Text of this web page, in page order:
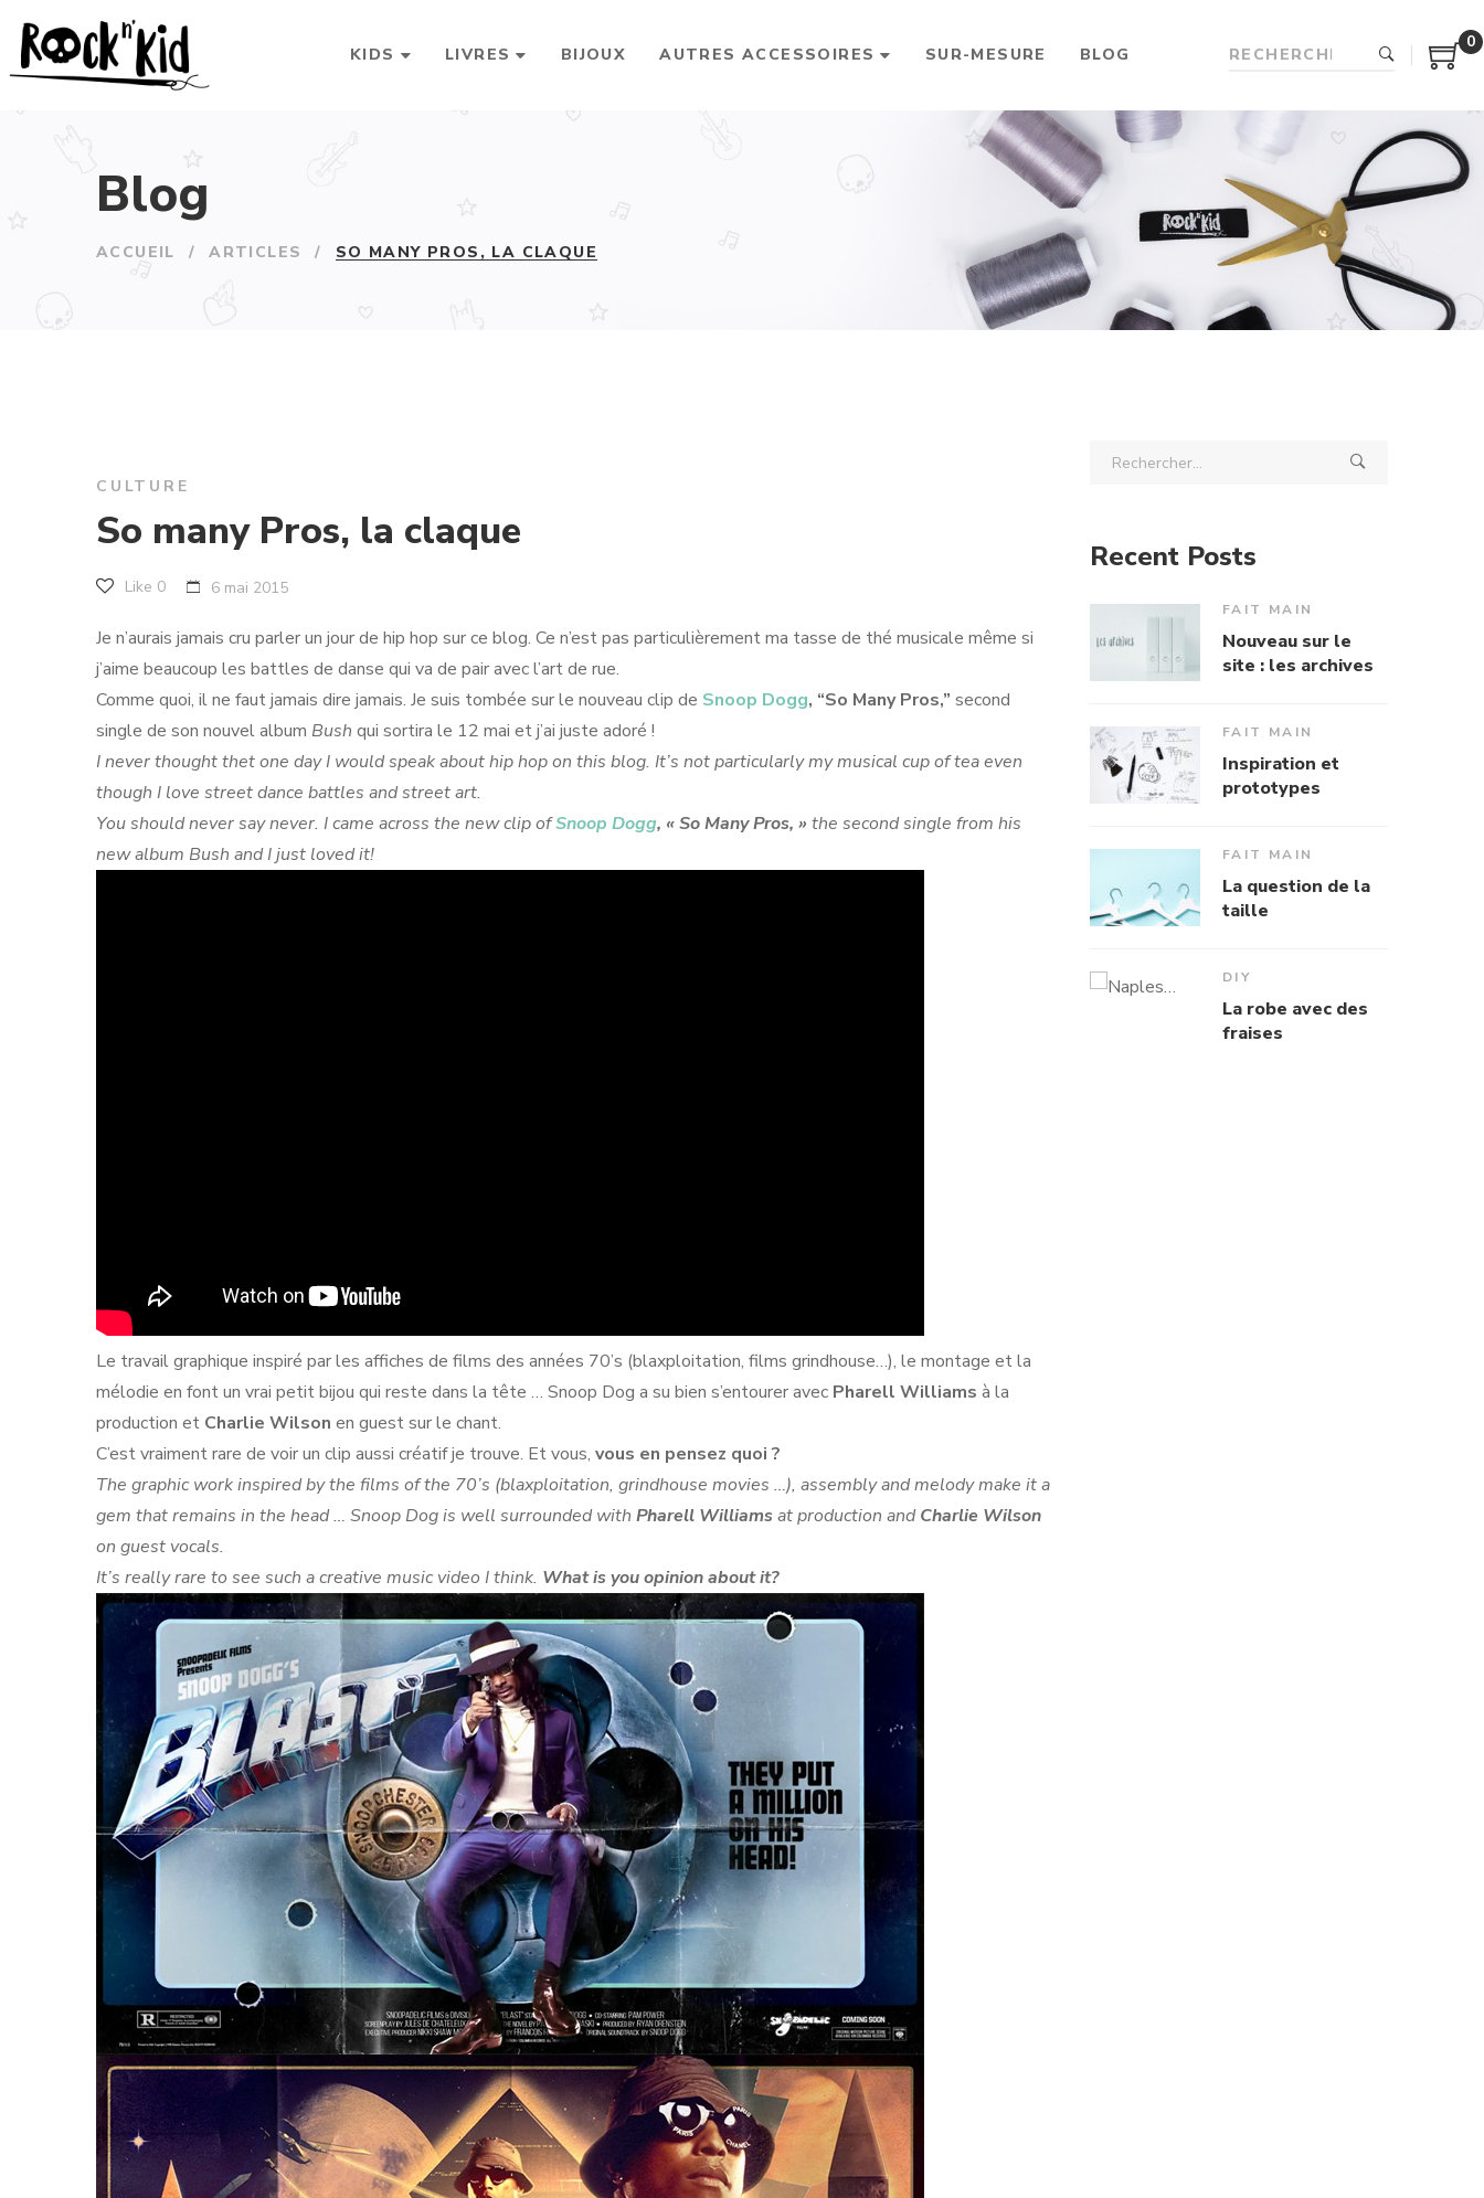
KIDS LIVRES BIJOUX AUTRES ACCESSOIRES SUR-MESURE BLOG
0
Blog
ACCUEIL / ARTICLES / SO MANY PROS, LA CLAQUE
CULTURE
So many Pros, la claque
Like 0 6 mai 2015
Je n’aurais jamais cru parler un jour de hip hop sur ce blog. Ce n’est pas particulièrement ma tasse de thé musicale même si
j’aime beaucoup les battles de danse qui va de pair avec l’art de rue.
Comme quoi, il ne faut jamais dire jamais. Je suis tombée sur le nouveau clip de Snoop Dogg, “So Many Pros,” second
single de son nouvel album Bush qui sortira le 12 mai et j’ai juste adoré !
I never thought thet one day I would speak about hip hop on this blog. It’s not particularly my musical cup of tea even
though I love street dance battles and street art.
You should never say never. I came across the new clip ofSnoop Dogg, « So Many Pros, » the second single from his
new album Bush and I just loved it!
Le travail graphique inspiré par les affiches de films des années 70’s (blaxploitation, films grindhouse…), le montage et la
mélodie en font un vrai petit bijou qui reste dans la tête … Snoop Dog a su bien s’entourer avec Pharell Williams à la
production et Charlie Wilson en guest sur le chant.
C’est vraiment rare de voir un clip aussi créatif je trouve. Et vous, vous en pensez quoi ?
The graphic work inspired by the films of the 70’s (blaxploitation, grindhouse movies …), assembly and melody make it a
gem that remains in the head … Snoop Dog is well surrounded with Pharell Williams at production andCharlie Wilson
on guest vocals.
It’s really rare to see such a creative music video I think. What is you opinion about it?
Recent Posts
FAIT MAIN
Nouveau sur le
site : les archives
FAIT MAIN
Inspiration et
prototypes
FAIT MAIN
La question de la
taille
DIY
La robe avec des
fraises